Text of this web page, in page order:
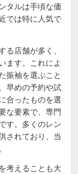
タルは手頃な価
では特に人気で
店舗が多く、
ます。これによ
振袖を選ぶこと
早めの予約や試
合ったものを選
な要素で、専門
す。多くのレン
されており、当
考えることも大